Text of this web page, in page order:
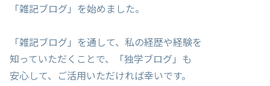
「雑記ブログ」を始めました。
「雑記ブログ」を通して、私の経歴や経験を
知っていただくことで、「独学ブログ」も
安心して、ご活用いただければ幸いです。